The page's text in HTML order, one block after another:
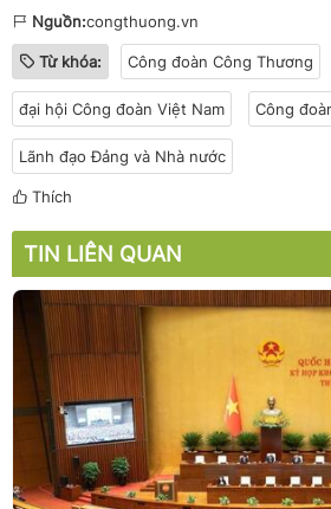
Nguồn:congthuong.vn
Từ khóa: Công đoàn Công Thương
đại hội Công đoàn Việt Nam Công
Lãnh đạo Đảng và Nhà nước
Thích
TIN LIÊN QUAN